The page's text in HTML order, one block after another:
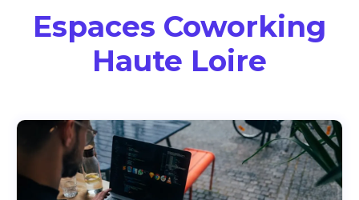
Espaces Coworking
Haute Loire